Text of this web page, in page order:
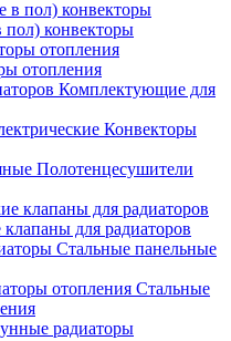
пол) конвекторы
отопления
Комплектующие для
Конвекторы
Полотенцесушители
для радиаторов
Стальные панельные
Стальные
радиаторы